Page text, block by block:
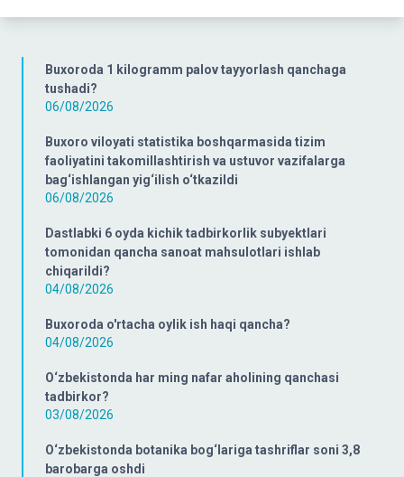
Buxoroda 1 kilogramm palov tayyorlash qanchaga
tushadi?
06/08/2026
Buxoro viloyati statistika boshqarmasida tizim
faoliyatini takomillashtirish va ustuvor vazifalarga
bag‘ishlangan yig‘ilish o‘tkazildi
06/08/2026
Dastlabki 6 oyda kichik tadbirkorlik subyektlari
tomonidan qancha sanoat mahsulotlari ishlab
chiqarildi?
04/08/2026
Buxoroda o'rtacha oylik ish haqi qancha?
04/08/2026
O‘zbekistonda har ming nafar aholining qanchasi
tadbirkor?
03/08/2026
O‘zbekistonda botanika bog‘lariga tashriflar soni 3,8
barobarga oshdi